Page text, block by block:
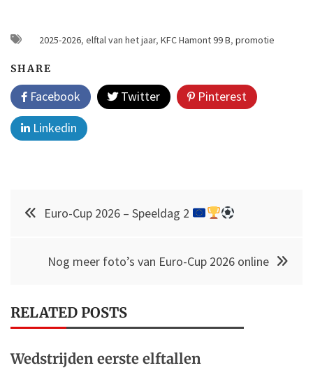
2025-2026, elftal van het jaar, KFC Hamont 99 B, promotie
SHARE
Facebook Twitter
Pinterest
Linkedin
Post Euro-Cup 2026 – Speeldag 2
Nog meer foto’s van Euro-Cup 2026 online
RELATED POSTS
Wedstrijden eerste elftallen